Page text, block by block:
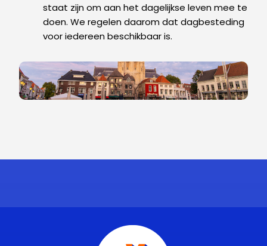
staat zijn om aan het dagelijkse leven mee te
doen. We regelen daarom dat dagbesteding
voor iedereen beschikbaar is.